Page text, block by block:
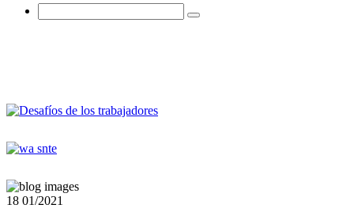
18 01/2021